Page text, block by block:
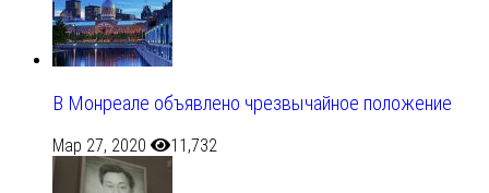
В Монреале объявлено чрезвычайное положение
Мар 27, 2020 11,732